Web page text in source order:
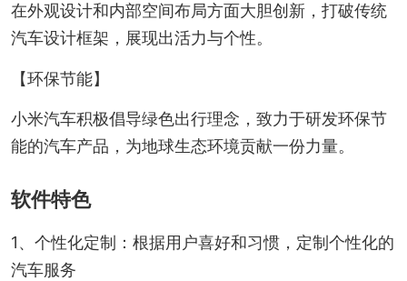
在外观设计和内部空间布局方面大胆创新，打破传统
汽车设计框架，展现出活力与个性。
【环保节能】
小米汽车积极倡导绿色出行理念，致力于研发环保节
能的汽车产品，为地球生态环境贡献一份力量。
软件特色
1、个性化定制：根据用户喜好和习惯，定制个性化的
汽车服务